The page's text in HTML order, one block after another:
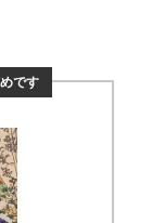
です